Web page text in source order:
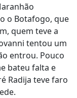
o Botafogo, que
quem teve a
tentou um
entrou. Pouco
bateu falta e
Radija teve faro